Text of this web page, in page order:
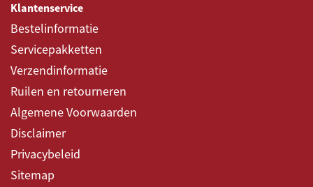
Klantenservice
Bestelinformatie
Servicepakketten
Verzendinformatie
Ruilen en retourneren
Algemene Voorwaarden
Disclaimer
Privacybeleid
Sitemap